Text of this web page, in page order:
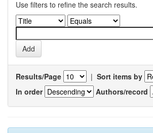
Use filters to refine the search results.
Results/Page | Sort items by
In order
Authors/record